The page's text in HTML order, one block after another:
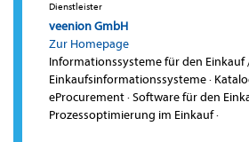
Dienstleister
veenion GmbH
Zur Homepage
Informationssysteme für den Einkauf
Einkaufsinformationssysteme·
eProcurement·Software für den
Prozessoptimierung im Einkauf·